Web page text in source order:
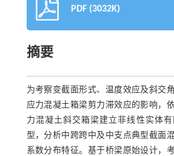
PDF (3032K)
摘要
为考察变截面形式、温度效应及斜交
应力混凝土箱梁剪力滞效应的影响，
力混凝土斜交箱梁建立非线性实体
型，分析中跨跨中及中支点典型截面
系数分布特征。基于桥梁原始设计，